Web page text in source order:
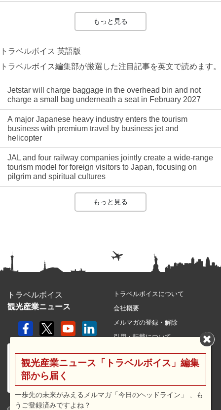
もっと見る
トラベルボイス 英語版
トラベルボイス編集部が厳選した注目記事を英文で読めます。
Jetstar will charge baggage in the overhead bin and not
charge a small bag underneath a seat in February 2027
A major Japanese heavy industry enters the tourism
business with premium travel by business jet and
helicopter
JAL and four railway companies jointly create a wide-range
tourism model for foreign visitors to Japan, focusing on
pilgrim and spiritual cultures
もっと見る
トラベルボイス
観光産業ニュース
トラベルボイスについて
会社概要
メルマガの登録・解除
引用・転載について
利用規約
広告メニュー・料金
観光産業ニュース「トラベルボイス」編集
部から届く
一歩先の未来がみえるメルマガ「今日のヘッドライン」 、も
うご登録済みですよね？